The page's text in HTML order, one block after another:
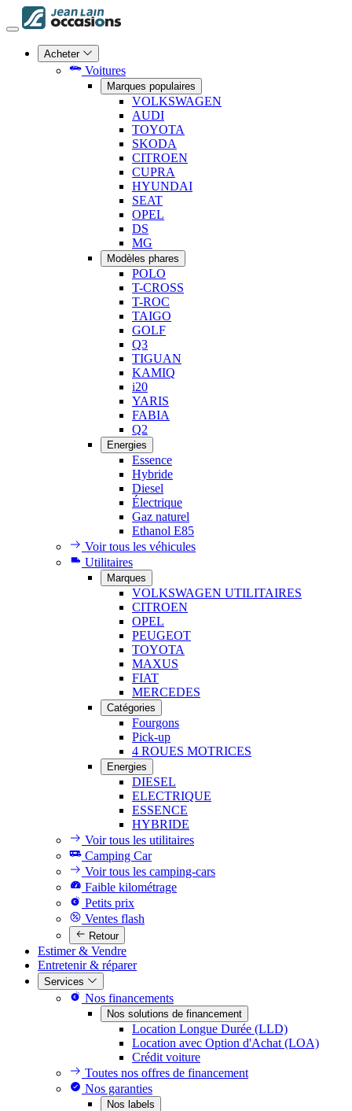
Acheter
Voitures
Marques populaires
VOLKSWAGEN
AUDI
TOYOTA
SKODA
CITROEN
CUPRA
HYUNDAI
SEAT
OPEL
DS
MG
Modèles phares
POLO
T-CROSS
T-ROC
TAIGO
GOLF
Q3
TIGUAN
KAMIQ
i20
YARIS
FABIA
Q2
Energies
Essence
Hybride
Diesel
Électrique
Gaz naturel
Ethanol E85
Voir tous les véhicules
Utilitaires
Marques
VOLKSWAGEN UTILITAIRES
CITROEN
OPEL
PEUGEOT
TOYOTA
MAXUS
FIAT
MERCEDES
Catégories
Fourgons
Pick-up
4 ROUES MOTRICES
Energies
DIESEL
ELECTRIQUE
ESSENCE
HYBRIDE
Voir tous les utilitaires
Camping Car
Voir tous les camping-cars
Faible kilométrage
Petits prix
Ventes flash
Retour
Estimer & Vendre
Entretenir & réparer
Services
Nos financements
Nos solutions de financement
Location Longue Durée (LLD)
Location avec Option d'Achat (LOA)
Crédit voiture
Toutes nos offres de financement
Nos garanties
Nos labels